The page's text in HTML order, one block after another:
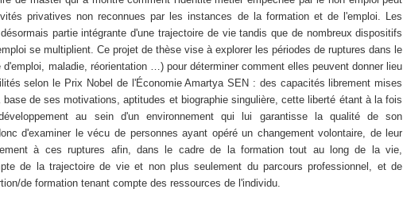
privatives non reconnues par les instances de la formation et de l'emploi. Les
partie intégrante d'une trajectoire de vie tandis que de nombreux dispositifs
se multiplient. Ce projet de thèse vise à explorer les périodes de ruptures dans le
d'emploi, maladie, réorientation …) pour déterminer comment elles peuvent donner lieu
selon le Prix Nobel de l'Économie Amartya SEN : des capacités librement mises
de ses motivations, aptitudes et biographie singulière, cette liberté étant à la fois
au sein d'un environnement qui lui garantisse la qualité de son
d'examiner le vécu de personnes ayant opéré un changement volontaire, de leur
à ces ruptures afin, dans le cadre de la formation tout au long de la vie,
de la trajectoire de vie et non plus seulement du parcours professionnel, et de
de formation tenant compte des ressources de l'individu.